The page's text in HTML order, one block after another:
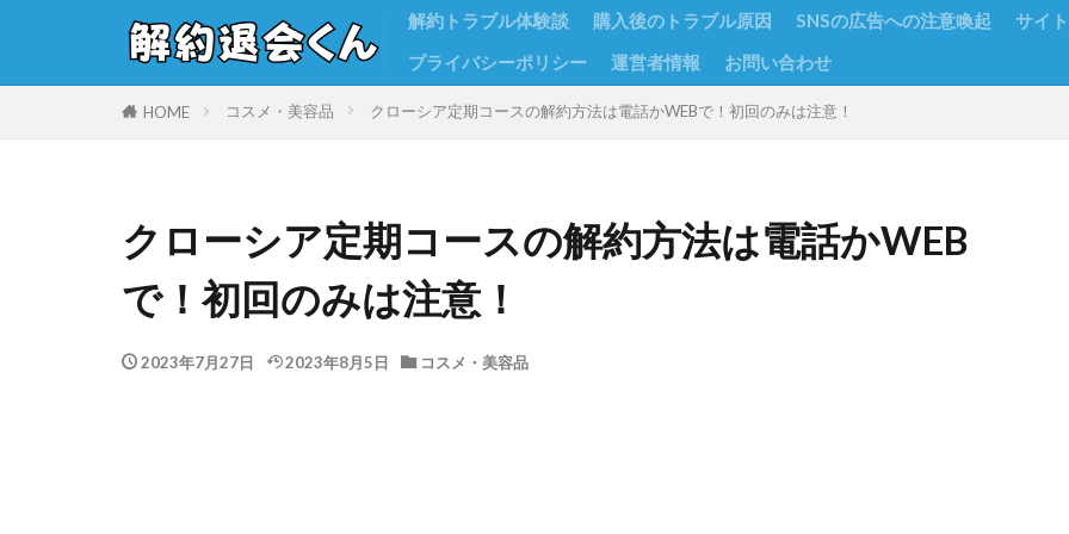
解約トラブル体験談 購入後のトラブル原因 SNSの広告への注意喚起
サイ
プライバシーポリシー
運営者情報 お問い合わせ
HOME コスメ・美容品 クローシア定期コースの解約方法は電話かWEBで！初回のみは注意！
クローシア定期コースの解約方法は電話かWEB
で！初回のみは注意！
2023年7月27日 2023年8月5日 コスメ・美容品